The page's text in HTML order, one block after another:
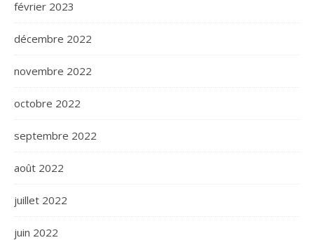
février 2023
décembre 2022
novembre 2022
octobre 2022
septembre 2022
août 2022
juillet 2022
juin 2022